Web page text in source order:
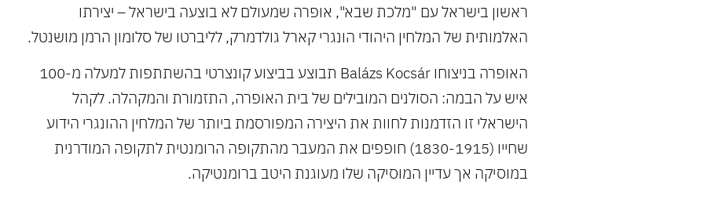
ראשון בישראל עם "מלכת שבא", אופרה שמעולם לא בוצעה בישראל – יצירתו
האלמותית של המלחין היהודי הונגרי קארל גולדמרק, לליברטו של סלומון הרמן מושנטל.
האופרה בניצוחו Balázs Kocsár תבוצע בביצוע קונצרטי בהשתתפות למעלה מ-100
איש על הבמה: הסולנים המובילים של בית האופרה, התזמורת והמקהלה. לקהל
הישראלי זו הזדמנות לחוות את היצירה המפורסמת ביותר של המלחין ההונגרי הידוע
שחייו (1830-1915) חופפים את המעבר מהתקופה הרומנטית לתקופה המודרנית
במוסיקה אך עדיין המוסיקה שלו מעוגנת היטב ברומנטיקה.